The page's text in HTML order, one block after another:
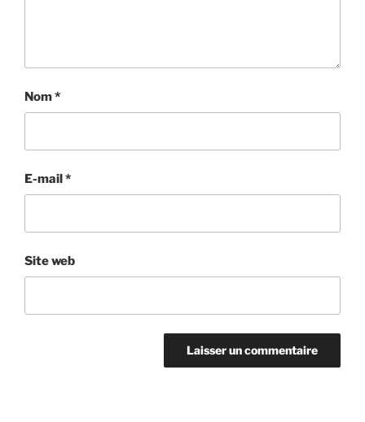
Nom*
E-mail*
Site web